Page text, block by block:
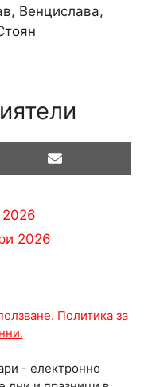
Венцислава,
Share
on
E
m
2026
Политика за
- електронно